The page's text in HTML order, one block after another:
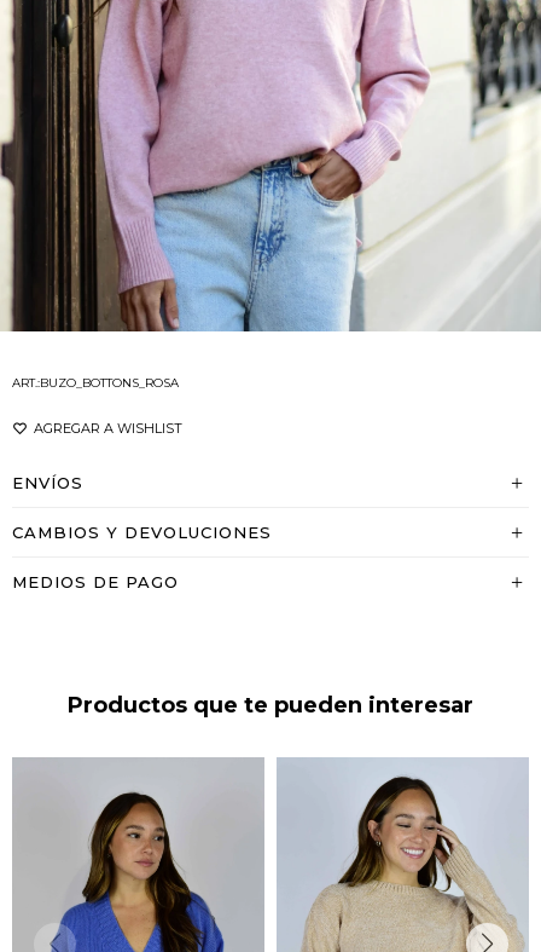
BUZO_BOTTONS_ROSA
ENVÍOS
CAMBIOS Y DEVOLUCIONES
MEDIOS DE PAGO
Productos que te pueden interesar